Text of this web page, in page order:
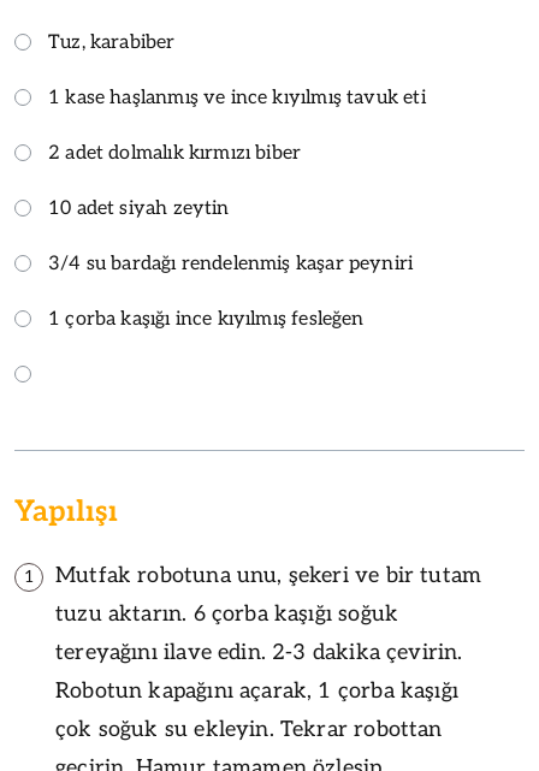
Tuz, karabiber
1 kase haşlanmış ve ince kıyılmış tavuk eti
2 adet dolmalık kırmızı biber
10 adet siyah zeytin
3/4 su bardağı rendelenmiş kaşar peyniri
1 çorba kaşığı ince kıyılmış fesleğen
Yapılışı
1
Mutfak robotuna unu, şekeri ve bir tutam
tuzu aktarın. 6 çorba kaşığı soğuk
tereyağını ilave edin. 2-3 dakika çevirin.
Robotun kapağını açarak, 1 çorba kaşığı
çok soğuk su ekleyin. Tekrar robottan